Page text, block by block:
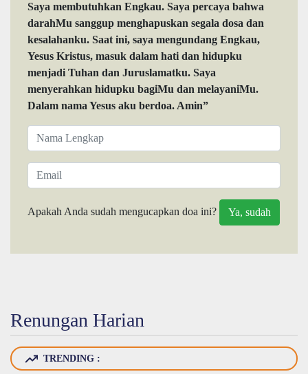
Saya membutuhkan Engkau. Saya percaya bahwa
darahMu sanggup menghapuskan segala dosa dan
kesalahanku. Saat ini, saya mengundang Engkau,
Yesus Kristus, masuk dalam hati dan hidupku
menjadi Tuhan dan Juruslamatku. Saya
menyerahkan hidupku bagiMu dan melayaniMu.
Dalam nama Yesus aku berdoa. Amin”
Apakah Anda sudah mengucapkan doa ini?
Renungan Harian
TRENDING :